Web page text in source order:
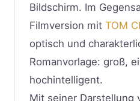
Bildschirm. Im
Filmversion mit TOM
optisch und
Romanvorlage: groß,
hochintelligent.
Mit seiner Darstellung